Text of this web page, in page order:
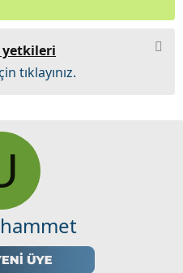
yetkileri
tıklayınız.